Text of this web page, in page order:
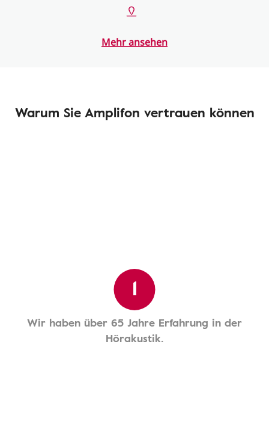
Mehr ansehen
Warum Sie Amplifon vertrauen können
1
Wir haben über 65 Jahre Erfahrung in der
Hörakustik.